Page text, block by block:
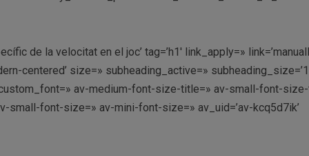
de la velocitat en el joc’ tag=’h1′ link_apply=»
centered’ size=» subheading_active=»
custom_font=» av-medium-font-size-title=» av-small-font-
font-size=» av-mini-font-size=» av_uid=’av-kcq5d7ik’